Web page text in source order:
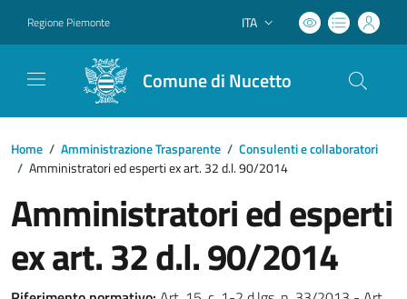
Regione Piemonte Lingua attiva:
ITA
Comune di Nucetto
Home / Amministrazione Trasparente / Consulenti e collaboratori
/ Amministratori ed esperti ex art. 32 d.l. 90/2014
Amministratori ed esperti
ex art. 32 d.l. 90/2014